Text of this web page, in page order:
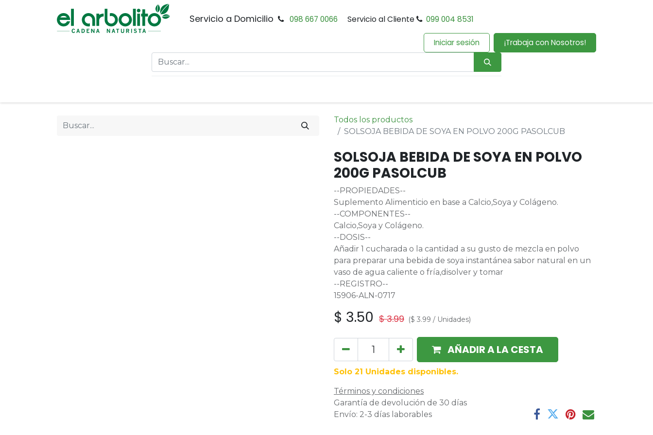
Servicio a Domicilio 098 667 0066 Servicio al Cliente 099 004 8531
Iniciar sesión ¡Trabaja con Nosotros!
Todos los productos
SOLSOJA BEBIDA DE SOYA EN POLVO 200G PASOLCUB
SOLSOJA BEBIDA DE SOYA EN POLVO
200G PASOLCUB
--PROPIEDADES--
Suplemento Alimenticio en base a Calcio,Soya y Colágeno.
--COMPONENTES--
Calcio,Soya y Colágeno.
--DOSIS--
Añadir 1 cucharada o la cantidad a su gusto de mezcla en polvo
para preparar una bebida de soya instantánea sabor natural en un
vaso de agua caliente o fría,disolver y tomar
--REGISTRO--
15906-ALN-0717
$ 3.50 $3.99 ($ 3.99 / Unidades)
AÑADIR A LA CESTA
Solo 21 Unidades disponibles.
Términos y condiciones
Garantía de devolución de 30 días
Envío: 2-3 días laborables